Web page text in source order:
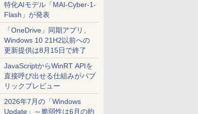
特化AIモデル「MAI-Cyber-1-
Flash」が発表
「OneDrive」同期アプリ、
Windows 10 21H2以前への
更新提供は8月15日で終了
JavaScriptからWinRT APIを
直接呼び出せる仕組みがパブ
リックプレビュー
2026年7月の「Windows
Update」～脆弱性は6月の約